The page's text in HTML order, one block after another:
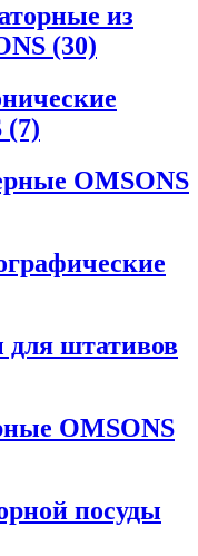
из
(30)
(7)
OMSONS
штативов
OMSONS
посуды